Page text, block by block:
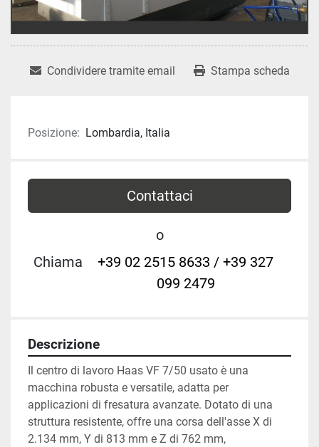
Condividere tramite email Stampa scheda
Posizione: Lombardia, Italia
Contattaci
o
Chiama
+39 02 2515 8633 / +39 327
099 2479
Descrizione
Il centro di lavoro Haas VF 7/50 usato è una
macchina robusta e versatile, adatta per
applicazioni di fresatura avanzate. Dotato di una
struttura resistente, offre una corsa dell'asse X di
2.134 mm, Y di 813 mm e Z di 762 mm,